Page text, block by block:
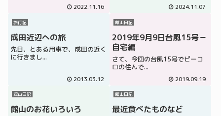
2022.11.16 2024.11.07
旅行記
成田近辺への旅
先日、とある用事で、成田の近く
に行きまし...
2013.03.12
館山日記
2019年9月9日台風15号－
自宅編
さて、今回の台風15号でピーコ
ロの住んで...
2019.09.19
館山日記
館山のお花いろいろ
館山日記
最近食べたものなど